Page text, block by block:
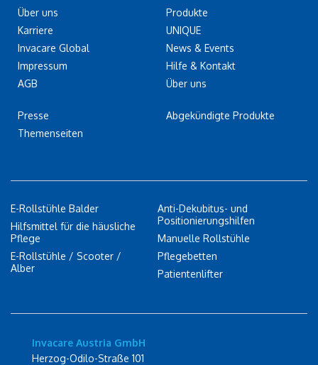
Über uns
Karriere
Invacare Global
Impressum
AGB
Presse
Themenseiten
Produkte
UNIQUE
News & Events
Hilfe & Kontakt
Über uns
Abgekündigte Produkte
E-Rollstühle Balder
Hilfsmittel für die häusliche
Pflege
E-Rollstühle / Scooter /
Alber
Anti-Dekubitus- und
Positionierungshilfen
Manuelle Rollstühle
Pflegebetten
Patientenlifter
Invacare Austria GmbH
Herzog-Odilo-Straße 101